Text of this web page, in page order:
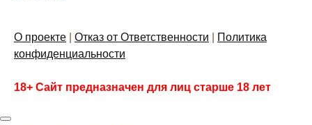
О проекте Отказ от Ответственности
Политика
конфиденциальности
18+ Сайт предназначен для лиц старше 18 лет